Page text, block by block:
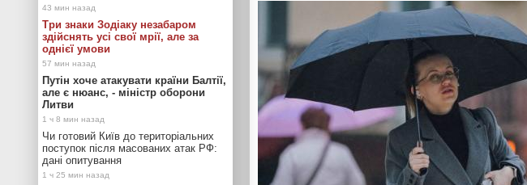
Три знаки Зодіаку незабаром
здійснять усі свої мрії, але за
однієї умови
Путін хоче атакувати країни Балтії,
але є нюанс, - міністр оборони
Литви
Чи готовий Київ до територіальних
поступок після масованих атак РФ:
дані опитування